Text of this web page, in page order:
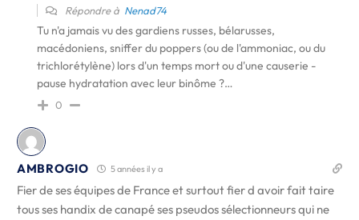
Répondre à Nenad74
Tu n'a jamais vu des gardiens russes, bélarusses,
macédoniens, sniffer du poppers (ou de l'ammoniac, ou du
trichlorétylène) lors d'un temps mort ou d'une causerie -
pause hydratation avec leur binôme ?…
0
AMBROGIO 5 années il y a
Fier de ses équipes de France et surtout fier d avoir fait taire
tous ses handix de canapé ses pseudos sélectionneurs qui ne